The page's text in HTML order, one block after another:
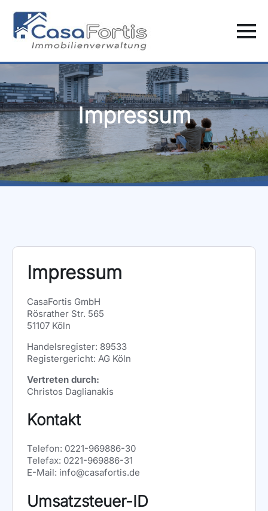
Impressum
Impressum
CasaFortis GmbH
Rösrather Str. 565
51107 Köln
Handelsregister: 89533
Registergericht: AG Köln
Vertreten durch:
Christos Daglianakis
Kontakt
Telefon: 0221-969886-30
Telefax: 0221-969886-31
E-Mail: info@casafortis.de
Umsatzsteuer-ID